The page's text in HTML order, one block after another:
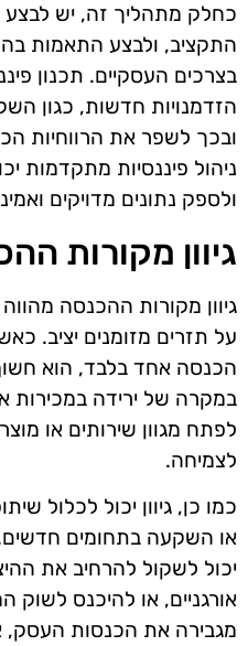
כחלק מתהליך זה, יש
התקציב, ולבצע התאמות
בצרכים העסקיים. תכנון
הזדמנויות חדשות, כגון
ובכך לשפר את הרווחיות
ניהול פיננסיות מתקדמות
ולספק נתונים מדויקים
גיוון מקורות
גיוון מקורות ההכנסה
על תזרים מזומנים יציב.
הכנסה אחד בלבד, הוא
במקרה של ירידה במכירות
לפתח מגוון שירותים או
לצמיחה.
כמו כן, גיוון יכול לכלול
או השקעה בתחומים
יכול לשקול להרחיב את
אורגניים, או להיכנס לשוק
מגבירה את הכנסות